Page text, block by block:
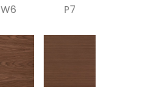
W6 P7